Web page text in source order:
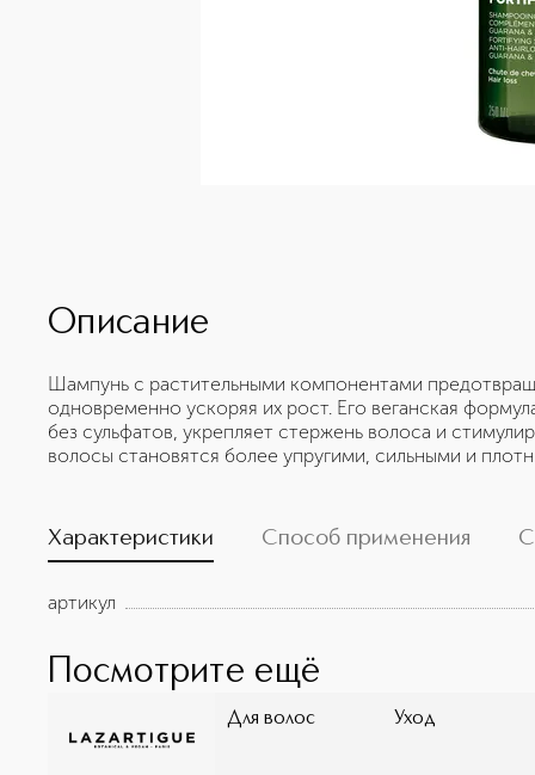
Описание
Шампунь с растительными компонентами
одновременно ускоряя их рост. Его веганская
без сульфатов, укрепляет стержень волоса и
волосы становятся более упругими, сильными и
Характеристики Способ применения
артикул
Посмотрите ещё
Для волос Уход